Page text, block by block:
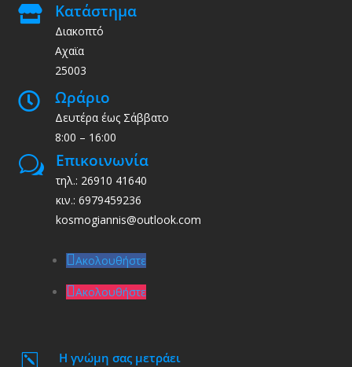
 Κατάστημα
Διακοπτό
Αχαϊα
25003
 Ωράριο
Δευτέρα έως Σάββατο
8:00 – 16:00
w Επικοινωνία
τηλ.: 26910 41640
κιν.: 6979459236
kosmogiannis@outlook.com
Ακολουθήστε
Ακολουθήστε
k Η γνώμη σας μετράει